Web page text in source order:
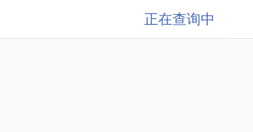
正在查询中